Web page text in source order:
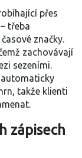
přes
třeba
značky.
zachovávají
sezeními.
takže klienti
zápisech